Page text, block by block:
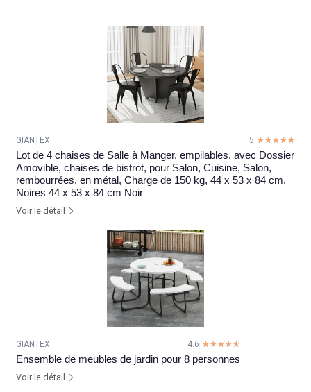
GIANTEX 5 ☆☆☆☆☆
★★★★★
Lot de 4 chaises de Salle à Manger, empilables, avec Dossier
Amovible, chaises de bistrot, pour Salon, Cuisine, Salon,
rembourrées, en métal, Charge de 150 kg, 44 x 53 x 84 cm,
Noires 44 x 53 x 84 cm Noir
Voir le détail
GIANTEX 4.6 ☆☆☆☆☆
★★★★★
Ensemble de meubles de jardin pour 8 personnes
Voir le détail